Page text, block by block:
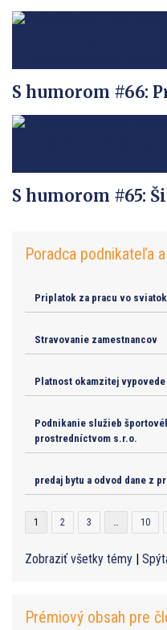
S humorom #66:
S humorom #65:
Poradca podnikateľa
Priplatok za pracu vo
Stravovanie zamestnancov
Platnost okamzitej
Podnikanie služieb
prostredníctvom s.r.o.
predaj bytu a odvod dane z
1 2 3 … 10
Zobraziť všetky témy |
Prémiový obsah pre